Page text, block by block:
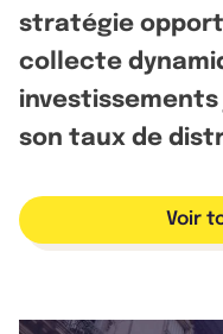
stratégie
collecte
son taux de
Voir